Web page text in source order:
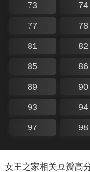
73 74
77 78
81 82
85 86
89 90
93 94
97 98
女王之家相关豆瓣高